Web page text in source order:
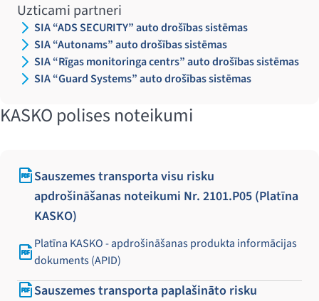
Uzticami partneri
SIA “ADS SECURITY” auto drošības sistēmas
SIA “Autonams” auto drošības sistēmas
SIA “Rīgas monitoringa centrs” auto drošības sistēmas
SIA “Guard Systems” auto drošības sistēmas
KASKO polises noteikumi
Sauszemes transporta visu risku
apdrošināšanas noteikumi Nr. 2101.P05 (Platīna
KASKO)
Platīna KASKO - apdrošināšanas produkta informācijas
dokuments (APID)
Sauszemes transporta paplašināto risku